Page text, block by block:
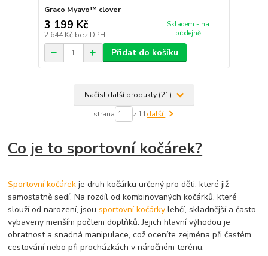
Graco Myavo™ clover
3 199 Kč
2 644 Kč bez DPH
Skladem - na
prodejně
Přidat do košíku
Načíst další produkty (21)
strana z 11další
Co je to sportovní kočárek?
Sportovní kočárek je druh kočárku určený pro děti, které již
samostatně sedí. Na rozdíl od kombinovaných kočárků, které
slouží od narození, jsousportovní kočárky lehčí, skladnější a často
vybaveny menším počtem doplňků. Jejich hlavní výhodou je
obratnost a snadná manipulace, což oceníte zejména při častém
cestování nebo při procházkách v náročném terénu.